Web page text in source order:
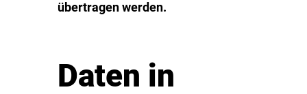
übertragen werden.
Daten in